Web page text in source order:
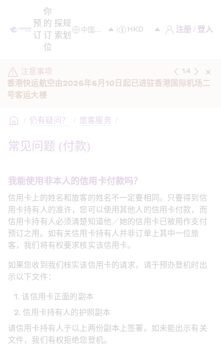
预
订
你
的
订
位
探
索
规
划
注册 / 登入
注意事项
香港快运航空由2026年6月10日起已进驻香港国际机场二
号客运大楼
1/4
/ 仍有疑问？ / 旅客服务 /
常见问题 (付款)
我能使用非本人的信用卡付款吗？
信用卡上的姓名和旅客的姓名不一定要相同。只要得到信
用卡持有人的准许，您可以使用其他人的信用卡付款，而
信用卡持有人必须清楚知道他／她的信用卡已被用作支付
预订之用。如有关信用卡持有人并非订单上其中一位旅
客，我们将有权要求核实该信用卡。
如果您收到我们核实该信用卡的请求，请于预办登机时出
示以下文件：
该信用卡正面的副本
信用卡持有人的护照副本
请信用卡持有人于以上两份副本上签署。如未能出示有关
文件，我们有权拒绝您登机。